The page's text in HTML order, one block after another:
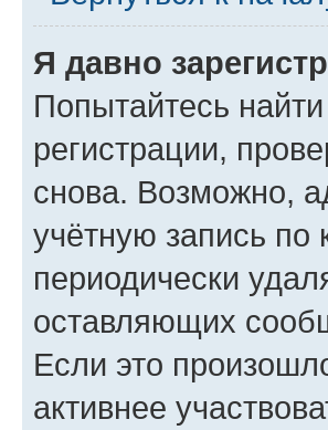
Я давно
Попытайтесь
регистрации,
снова. Возможно,
учётную запись
периодически
оставляющих
Если это
активнее